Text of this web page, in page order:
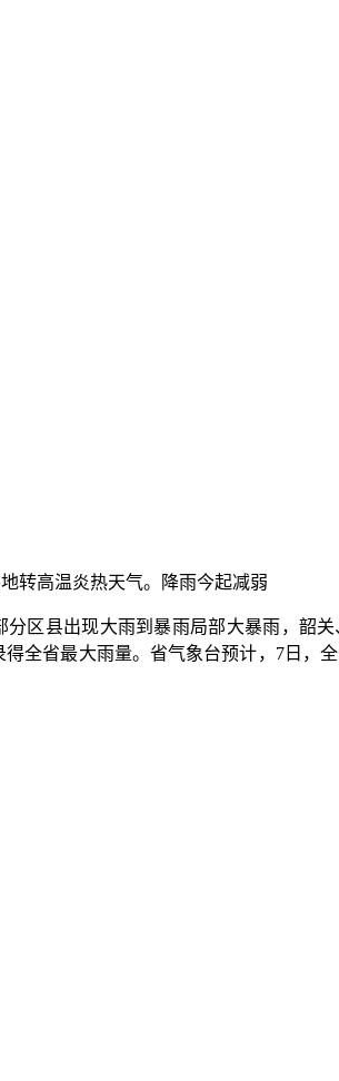
转高温炎热天气。降雨今起减弱
区县出现大雨到暴雨局部大暴雨，韶
全省最大雨量。省气象台预计，7日，